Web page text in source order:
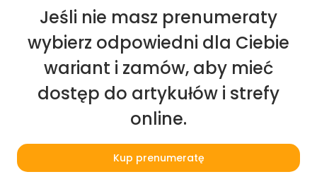
Jeśli nie masz prenumeraty
wybierz odpowiedni dla Ciebie
wariant i zamów, aby mieć
dostęp do artykułów i strefy
online.
Kup prenumeratę